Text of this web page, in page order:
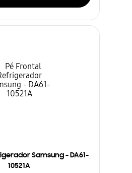
Samsung - DA61-
10521A